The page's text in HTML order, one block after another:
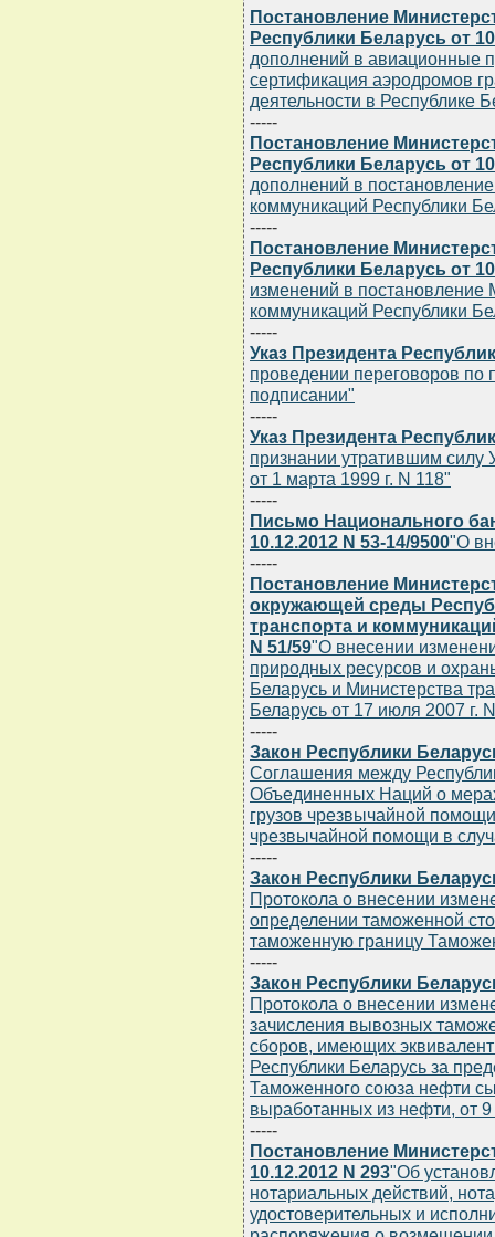
Постановление
Республики Беларусь от
дополнений в авиационные
сертификация аэродромов
деятельности в Республике
-----
Постановление
Республики Беларусь от
дополнений в
коммуникаций Республики
-----
Постановление
Республики Беларусь от
изменений в постановление
коммуникаций Республики
-----
Указ Президента
проведении переговоров по
подписании"
-----
Указ Президента
признании утратившим силу
от 1 марта 1999 г. N 118"
-----
Письмо Национального
10.12.2012 N 53-14/9500"О
-----
Постановление
окружающей среды
транспорта и
N 51/59"О внесении
природных ресурсов и
Беларусь и Министерства
Беларусь от 17 июля 2007 г.
-----
Закон Республики
Соглашения между
Объединенных Наций о
грузов чрезвычайной
чрезвычайной помощи в
-----
Закон Республики
Протокола о внесении
определении таможенной
таможенную границу
-----
Закон Республики
Протокола о внесении
зачисления вывозных
сборов, имеющих
Республики Беларусь за
Таможенного союза нефти
выработанных из нефти, от
-----
Постановление
10.12.2012 N 293"Об
нотариальных действий,
удостоверительных и